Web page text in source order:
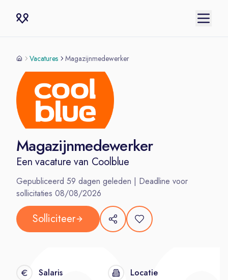
Vacatures Magazijnmedewerker
Magazijnmedewerker
Een vacature van Coolblue
Gepubliceerd 59 dagen geleden | Deadline voor
sollicitaties 08/08/2026
Solliciteer
Salaris Locatie